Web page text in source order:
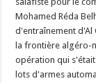
Mohamed Réda
d'entraînement d'Al
la frontière algéro-
opération qui
lots d'armes